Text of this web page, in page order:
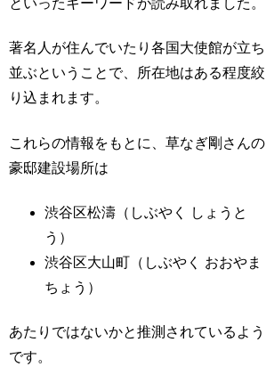
著名人が住んでいたり各国大使館が立ち
並ぶということで、所在地はある程度絞
り込まれます。
これらの情報をもとに、草なぎ剛さんの
豪邸建設場所は
渋谷区松濤（しぶやく しょうと
う）
渋谷区大山町（しぶやく おおやま
ちょう）
あたりではないかと推測されているよう
です。